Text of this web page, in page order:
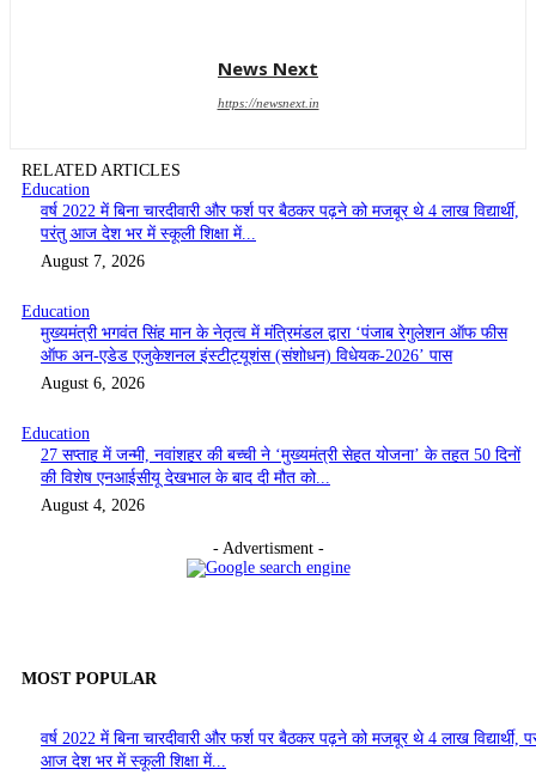
News Next
https://newsnext.in
RELATED ARTICLES
Education
वर्ष 2022 में बिना चारदीवारी और फर्श पर बैठकर पढ़ने को मजबूर थे 4 लाख विद्यार्थी,
परंतु आज देश भर में स्कूली शिक्षा में...
August 7, 2026
Education
मुख्यमंत्री भगवंत सिंह मान के नेतृत्व में मंत्रिमंडल द्वारा ‘पंजाब रेगुलेशन ऑफ फीस
ऑफ अन-एडेड एजुकेशनल इंस्टीट्यूशंस (संशोधन) विधेयक-2026’ पास
August 6, 2026
Education
27 सप्ताह में जन्मी, नवांशहर की बच्ची ने ‘मुख्यमंत्री सेहत योजना’ के तहत 50 दिनों
की विशेष एनआईसीयू देखभाल के बाद दी मौत को...
August 4, 2026
- Advertisment -
MOST POPULAR
वर्ष 2022 में बिना चारदीवारी और फर्श पर बैठकर पढ़ने को मजबूर थे 4 लाख विद्यार्थी,
आज देश भर में स्कूली शिक्षा में...